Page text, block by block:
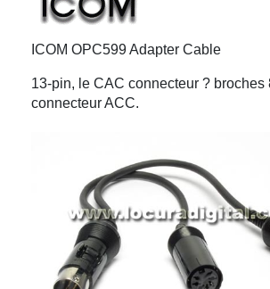
ICOM OPC599Adapter Cable
13-pin, le CAC connecteur ? broches
connecteur ACC.